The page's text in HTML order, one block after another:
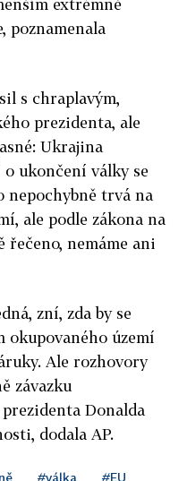
poznamenala
s chraplavým,
prezidenta, ale
Ukrajina
ukončení války se
nepochybně trvá na
ale podle zákona na
řečeno, nemáme ani
zní, zda by se
okupovaného území
Ale rozhovory
závazku
Donalda
dodala AP.
#válka #EU